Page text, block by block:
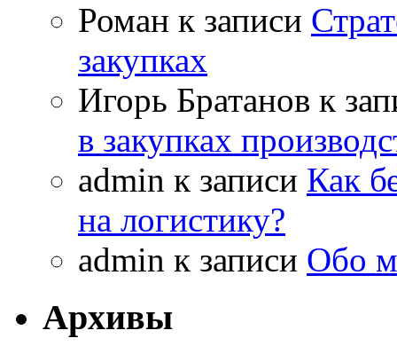
Роман к записи
закупках
Игорь Братанов к
в закупках
admin к записи Как
на логистику?
admin к записи Обо
Архивы